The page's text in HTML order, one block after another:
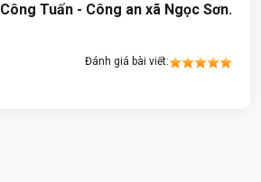
Công Tuấn - Công an xã Ngọc Sơn.
Đánh giá bài viết: